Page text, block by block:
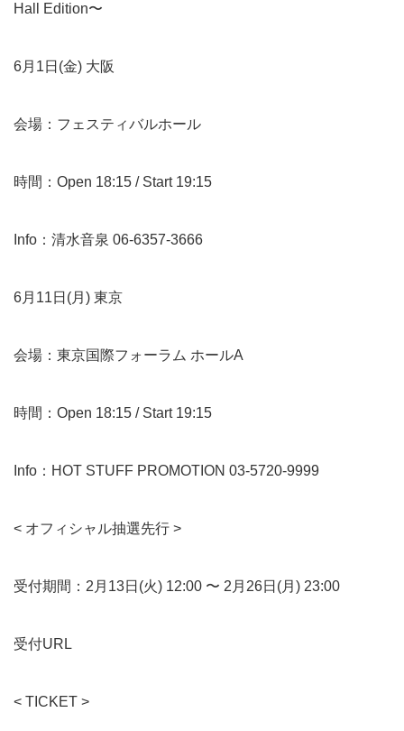
Hall Edition〜
6月1日(金) 大阪
会場：フェスティバルホール
時間：Open 18:15 / Start 19:15
Info：清水音泉 06-6357-3666
6月11日(月) 東京
会場：東京国際フォーラム ホールA
時間：Open 18:15 / Start 19:15
Info：HOT STUFF PROMOTION 03-5720-9999
< オフィシャル抽選先行 >
受付期間：2月13日(火) 12:00 〜 2月26日(月) 23:00
受付URL
< TICKET >